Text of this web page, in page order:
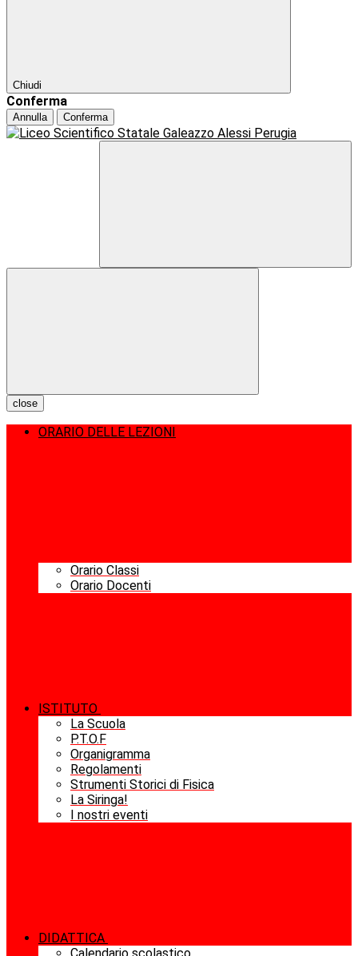
Chiudi
Conferma
Annulla Conferma
close
ORARIO DELLE LEZIONI
Orario Classi
Orario Docenti
ISTITUTO
La Scuola
P.T.O.F
Organigramma
Regolamenti
Strumenti Storici di Fisica
La Siringa!
I nostri eventi
DIDATTICA